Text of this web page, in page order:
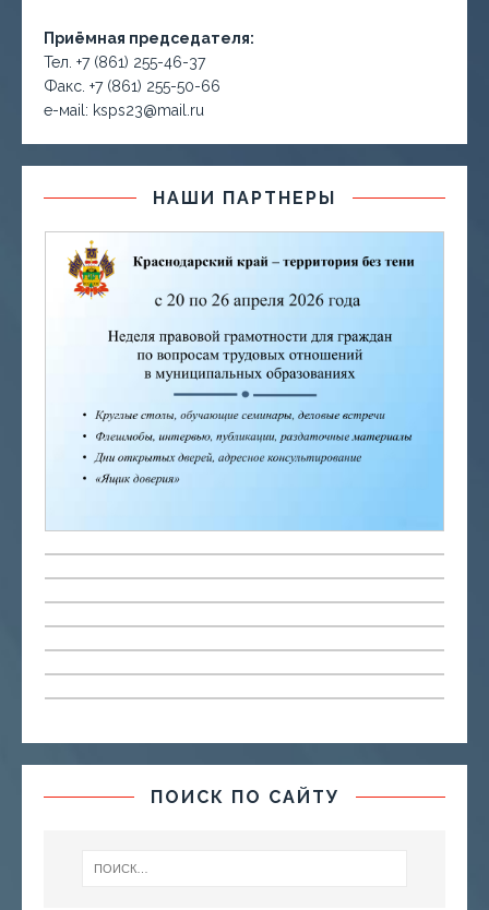
Приёмная председателя:
Тел. +7 (861) 255-46-37
Факс. +7 (861) 255-50-66
е-маil: ksps23@mail.ru
НАШИ ПАРТНЕРЫ
ПОИСК ПО САЙТУ